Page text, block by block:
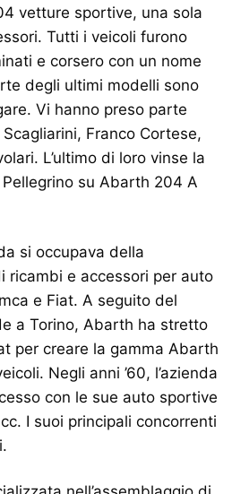
vetture sportive, una sola
Tutti i veicoli furono
e corsero con un nome
degli ultimi modelli sono
Vi hanno preso parte
Franco Cortese,
L’ultimo di loro vinse la
su Abarth 204 A
si occupava della
ricambi e accessori per auto
e Fiat. A seguito del
a Torino, Abarth ha stretto
per creare la gamma Abarth
Negli anni ’60, l’azienda
con le sue auto sportive
I suoi principali concorrenti